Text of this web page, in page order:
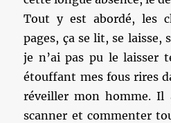
Tout y est abordé, les
pages, ça se lit, se laisse,
je n’ai pas pu le laisser
étouffant mes fous rires
réveiller mon homme.
scanner et commenter